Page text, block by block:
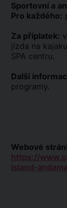
Sportovní a
Pro každého:
Za příplatek:
jízda na
SPA centru.
Další
programy.
Webové
https://
island-